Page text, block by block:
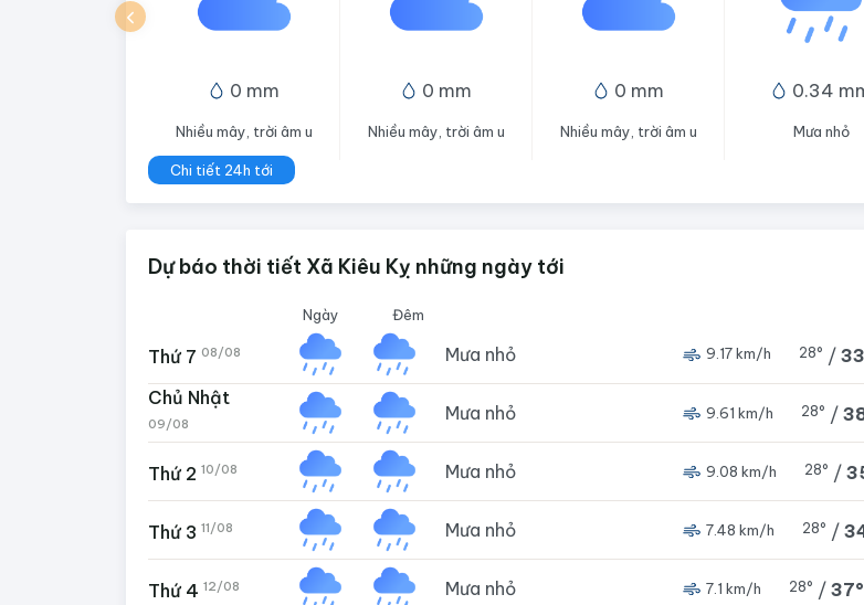
0 mm
Nhiều mây, trời âm u
0 mm
Nhiều mây, trời âm u
0 mm
Nhiều mây, trời âm u
0.34
Mưa nhỏ
Chi tiết 24h tới
Dự báo thời tiết Xã Kiêu Kỵ những ngày tới
Ngày Đêm
Thứ 7 08/08 Mưa nhỏ 9.17 km/h 28° /
Chủ Nhật
09/08 Mưa nhỏ 9.61 km/h 28° /
Thứ 2 10/08 Mưa nhỏ 9.08 km/h 28° /
Thứ 3 11/08 Mưa nhỏ 7.48 km/h 28° /
Thứ 4 12/08 Mưa nhỏ 7.1 km/h 28° / 37°